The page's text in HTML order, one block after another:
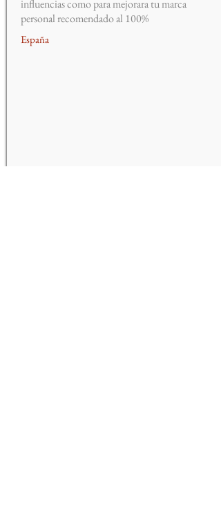
influencias como para mejorara tu marca
personal recomendado al 100%
España